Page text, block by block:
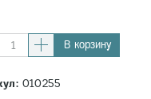
В корзину
010255